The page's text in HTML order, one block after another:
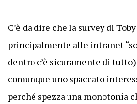
C’è da dire che la survey di
principalmente alle intranet
dentro c’è sicuramente di
comunque uno spaccato
perché spezza una monotonia